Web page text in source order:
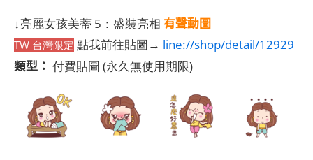
↓亮麗女孩美蒂 5：盛裝亮相 有聲動圖
TW 台灣限定 點我前往貼圖→ line://shop/detail/12929
類型： 付費貼圖 (永久無使用期限)